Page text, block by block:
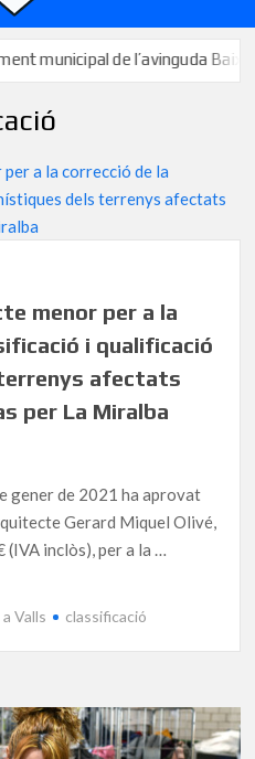
de l’avinguda Baix
menor per a la
i qualificació
afectats
per La Miralba
gener de 2021 ha aprovat
Gerard Miquel Olivé,
inclòs), per a la …
Valls classificació